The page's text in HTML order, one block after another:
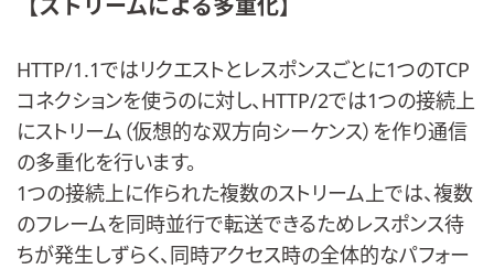
HTTP/1.1ではリクエストとレスポンスごとに1つのTCP
コネクションを使うのに対し、HTTP/2では1つの接続上
にストリーム（仮想的な双方向シーケンス）を作り通信
の多重化を行います。
1つの接続上に作られた複数のストリーム上では、複数
のフレームを同時並行で転送できるためレスポンス待
ちが発生しずらく、同時アクセス時の全体的なパフォー